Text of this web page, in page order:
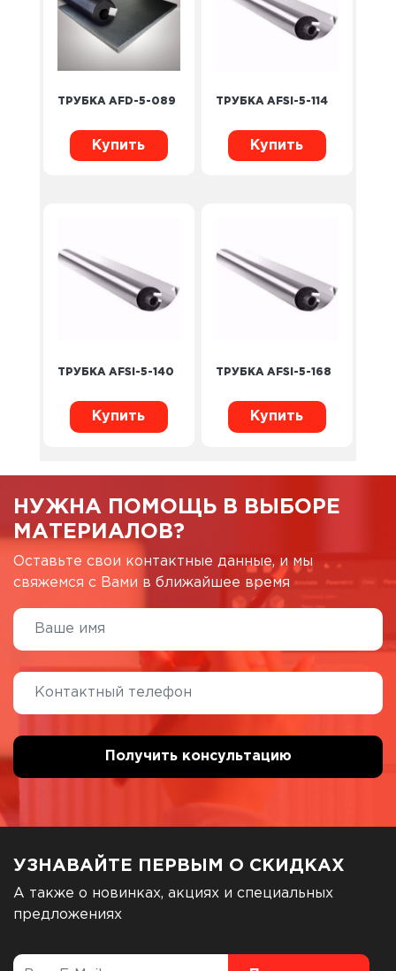
ТРУБКА AFD-5-089
Купить
ТРУБКА AFSI-5-114
Купить
ТРУБКА AFSI-5-140
Купить
ТРУБКА AFSI-5-168
Купить
НУЖНА ПОМОЩЬ В ВЫБОРЕ
МАТЕРИАЛОВ?
Оставьте свои контактные данные, и мы
свяжемся с Вами в ближайшее время
УЗНАВАЙТЕ ПЕРВЫМ О СКИДКАХ
А также о новинках, акциях и специальных
предложениях